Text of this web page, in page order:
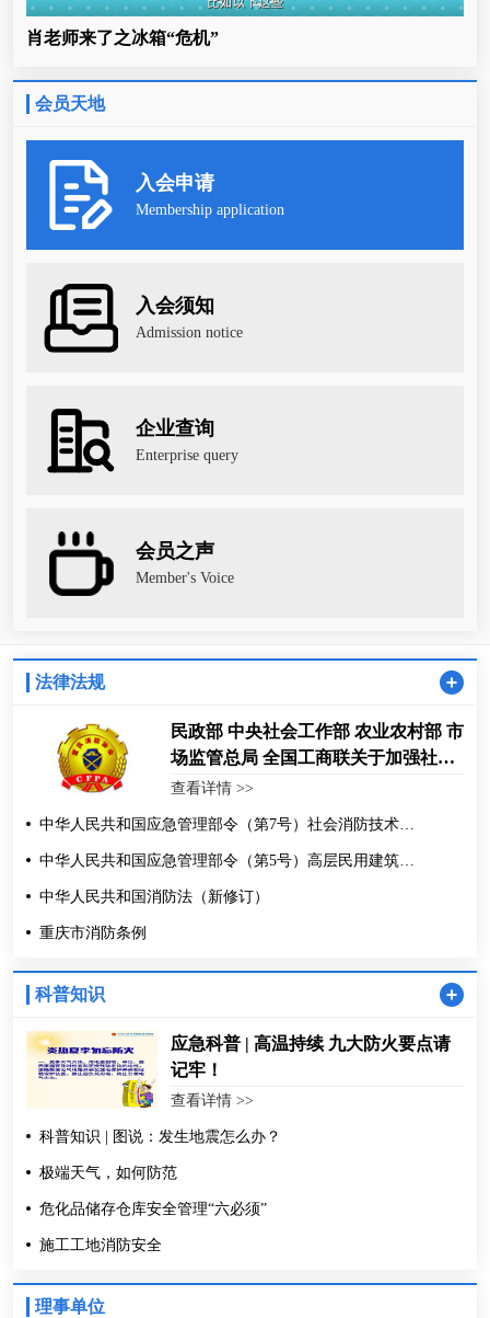
肖老师来了之冰箱“危机”
会员天地
入会申请
Membership application
入会须知
Admission notice
企业查询
Enterprise query
会员之声
Member's Voice
法律法规
民政部 中央社会工作部 农业农村部 市
场监管总局 全国工商联关于加强社会
组织规范化建设推动社会组织高质量
查看详情 >>
中华人民共和国应急管理部令（第7号）社会消防技术服
中华人民共和国应急管理部令（第5号）高层民用建筑消
中华人民共和国消防法（新修订）
重庆市消防条例
科普知识
应急科普 | 高温持续 九大防火要点请
记牢！
查看详情 >>
科普知识 | 图说：发生地震怎么办？
极端天气，如何防范
危化品储存仓库安全管理“六必须”
施工工地消防安全
理事单位
重庆市梓轩消防设备有限公司
重庆六合成消防工程有限公司
重庆炳辉智能科技发展有限公司
中机中联工程有限公司
重庆丰源消防工程有限公司